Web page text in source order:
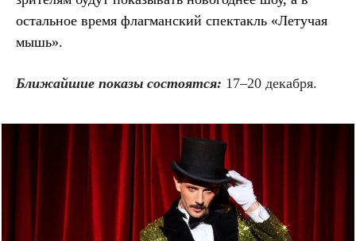
остальное время флагманский спектакль «Летучая
мышь».
Ближайшие показы состоятся: 17–20 декабря.